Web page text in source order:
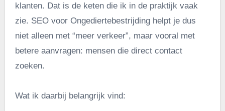
klanten. Dat is de keten die ik in de praktijk vaak
zie. SEO voor Ongediertebestrijding helpt je dus
niet alleen met “meer verkeer”, maar vooral met
betere aanvragen: mensen die direct contact
zoeken.
Wat ik daarbij belangrijk vind: